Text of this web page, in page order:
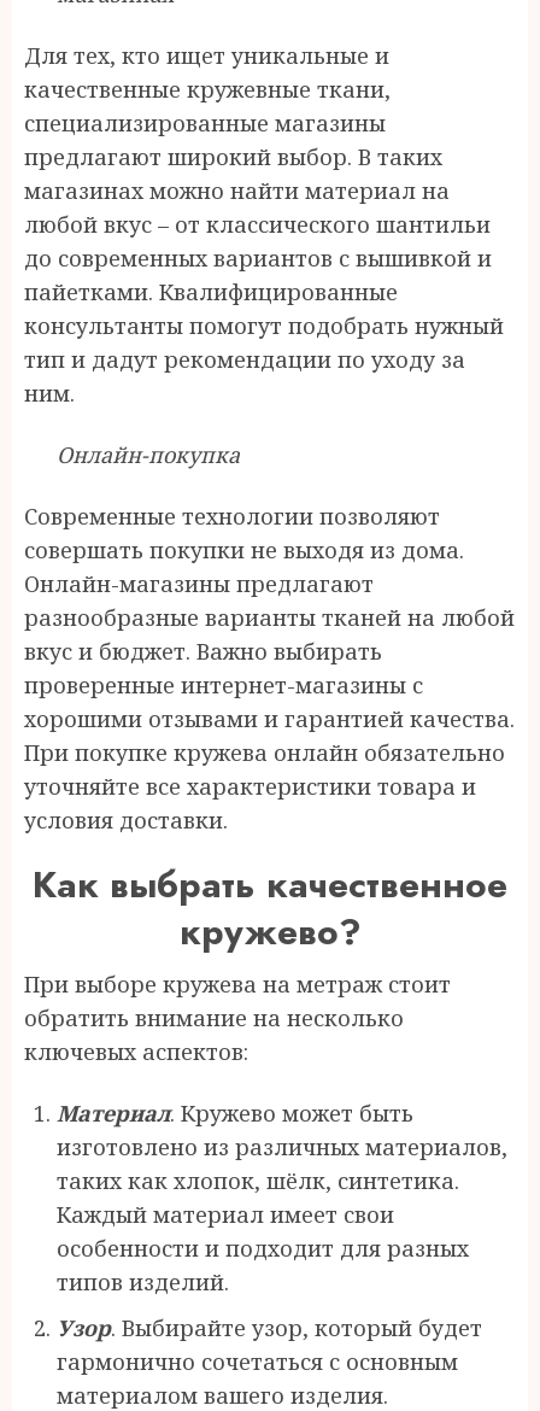
Для тех, кто ищет уникальные и
качественные кружевные ткани,
специализированные магазины
предлагают широкий выбор. В таких
магазинах можно найти материал на
любой вкус – от классического шантильи
до современных вариантов с вышивкой и
пайетками. Квалифицированные
консультанты помогут подобрать нужный
тип и дадут рекомендации по уходу за
ним.
Онлайн-покупка
Современные технологии позволяют
совершать покупки не выходя из дома.
Онлайн-магазины предлагают
разнообразные варианты тканей на любой
вкус и бюджет. Важно выбирать
проверенные интернет-магазины с
хорошими отзывами и гарантией качества.
При покупке кружева онлайн обязательно
уточняйте все характеристики товара и
условия доставки.
Как выбрать качественное
кружево?
При выборе кружева на метраж стоит
обратить внимание на несколько
ключевых аспектов:
Материал. Кружево может быть
изготовлено из различных материалов,
таких как хлопок, шёлк, синтетика.
Каждый материал имеет свои
особенности и подходит для разных
типов изделий.
Узор. Выбирайте узор, который будет
гармонично сочетаться с основным
материалом вашего изделия.